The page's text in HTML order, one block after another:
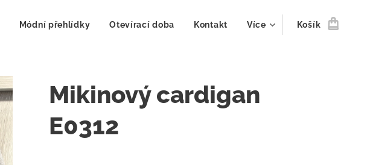
Módní přehlídky Otevírací doba Kontakt Více Košík
Mikinový cardigan
E0312